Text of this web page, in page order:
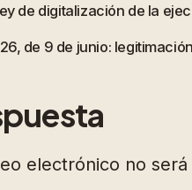
de digitalización de la
de 9 de junio:
electrónico no